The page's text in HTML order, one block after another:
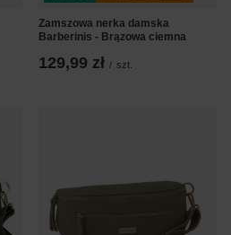
Zamszowa nerka damska
Barberinis - Brązowa ciemna
129,99 zł / szt.